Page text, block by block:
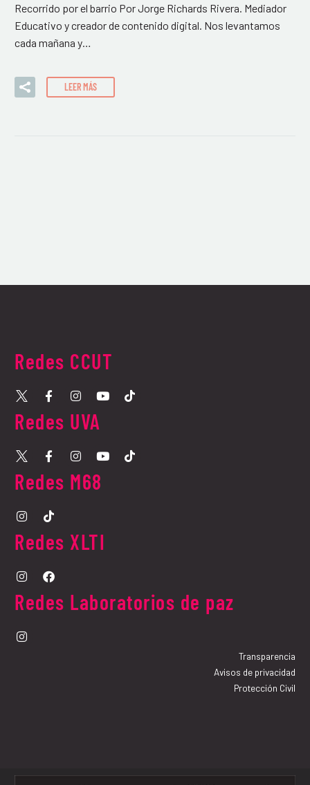
Recorrido por el barrio Por Jorge Richards Rivera. Mediador
Educativo y creador de contenido digital. Nos levantamos
cada mañana y…
LEER MÁS
Redes CCUT
Redes UVA​
Redes M68​
Redes XLTI
Redes Laboratorios de paz
Transparencia
Avisos de privacidad
Protección Civil